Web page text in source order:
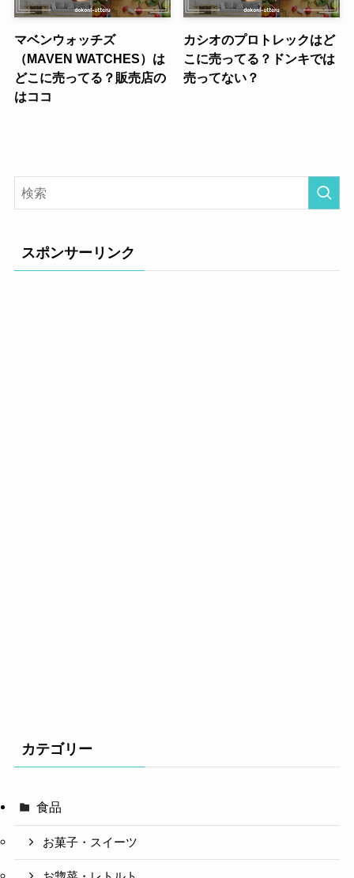
マベンウォッチズ
（MAVEN WATCHES）は
どこに売ってる？販売店の
はココ
カシオのプロトレックはど
こに売ってる？ドンキでは
売ってない？
スポンサーリンク
カテゴリー
食品
お菓子・スイーツ